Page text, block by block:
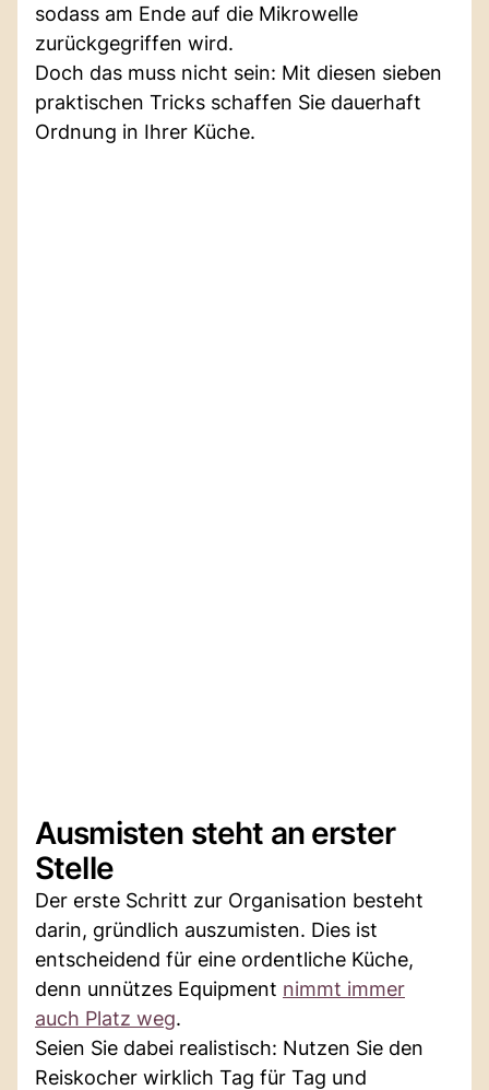
sodass am Ende auf die Mikrowelle
zurückgegriffen wird.
Doch das muss nicht sein: Mit diesen sieben
praktischen Tricks schaffen Sie dauerhaft
Ordnung in Ihrer Küche.
Ausmisten steht an erster
Stelle
Der erste Schritt zur Organisation besteht
darin, gründlich auszumisten. Dies ist
entscheidend für eine ordentliche Küche,
denn unnützes Equipment nimmt immer
auch Platz weg.
Seien Sie dabei realistisch: Nutzen Sie den
Reiskocher wirklich Tag für Tag und